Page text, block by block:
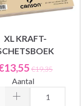
XL KRAFT-
€19,35
Aantal